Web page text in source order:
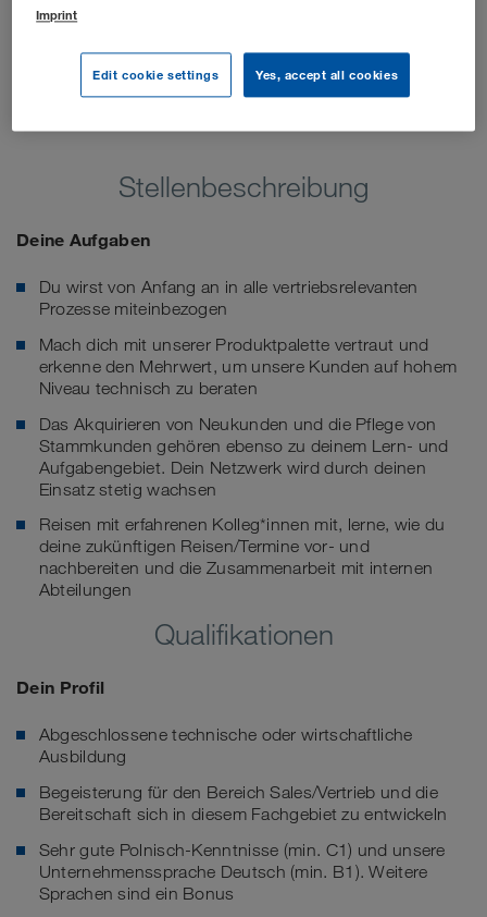
Stellenbeschreibung
Deine Aufgaben
Du wirst von Anfang an in alle vertriebsrelevanten
Prozesse miteinbezogen
Mach dich mit unserer Produktpalette vertraut und
erkenne den Mehrwert, um unsere Kunden auf hohem
Niveau technisch zu beraten
Das Akquirieren von Neukunden und die Pflege von
Stammkunden gehören ebenso zu deinem Lern- und
Aufgabengebiet. Dein Netzwerk wird durch deinen
Einsatz stetig wachsen
Reisen mit erfahrenen Kolleg*innen mit, lerne, wie du
deine zukünftigen Reisen/Termine vor- und
nachbereiten und die Zusammenarbeit mit internen
Abteilungen
Qualifikationen
Dein Profil
Abgeschlossene technische oder wirtschaftliche
Ausbildung
Begeisterung für den Bereich Sales/Vertrieb und die
Bereitschaft sich in diesem Fachgebiet zu entwickeln
Sehr gute Polnisch-Kenntnisse (min. C1) und unsere
Unternehmenssprache Deutsch (min. B1). Weitere
Sprachen sind ein Bonus
Imprint
Edit cookie settings Yes, accept all cookies